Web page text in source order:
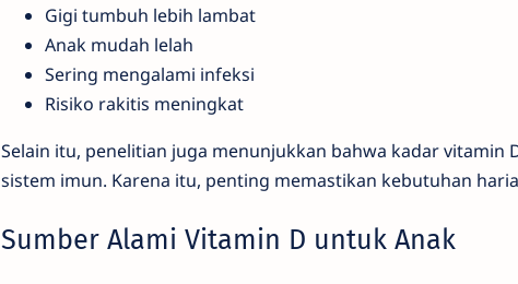
Gigi tumbuh lebih lambat
Anak mudah lelah
Sering mengalami infeksi
Risiko rakitis meningkat
Selain itu, penelitian juga menunjukkan bahwa kadar vitamin
sistem imun. Karena itu, penting memastikan kebutuhan
Sumber Alami Vitamin D untuk Anak